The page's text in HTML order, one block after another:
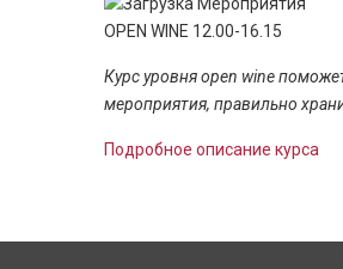
OPEN WINE 12.00-16.15
Курс уровня open wine
мероприятия, правильно
Подробное описание курса